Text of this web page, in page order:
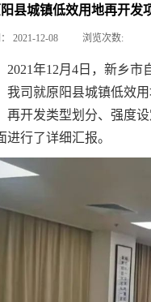
县城镇低效用地再开发
2021-12-08 浏览次数:
2021年12月4日，新乡
我司就原阳县城镇低效
再开发类型划分、强度
进行了详细汇报。